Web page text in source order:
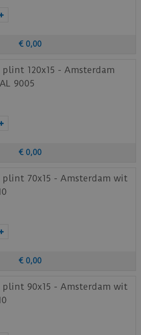
€ 0,00
plint 120x15 - Amsterdam
9005
€ 0,00
plint 70x15 - Amsterdam wit
€ 0,00
plint 90x15 - Amsterdam wit